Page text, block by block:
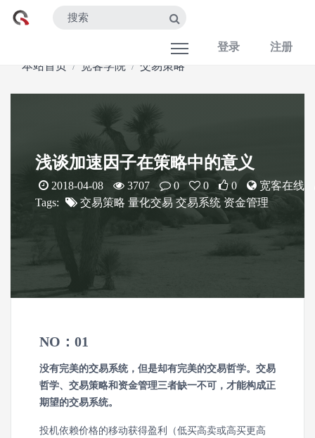
登录
注册
本站首页
宽客学院 交易策略
浅谈加速因子在策略中的意义
2018-04-08 3707 0 0 0
宽客在线
Tags:
交易策略 量化交易 交易系统 资金管理
NO：01
没有完美的交易系统，但是却有完美的交易哲学。交易
哲学、交易策略和资金管理三者缺一不可，才能构成正
期望的交易系统。
投机依赖价格的移动获得盈利（低买高卖或高买更高